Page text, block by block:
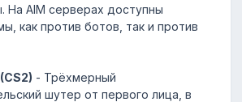
На AIM серверах доступны
как против ботов, так и против
- Трёхмерный
шутер от первого лица, в